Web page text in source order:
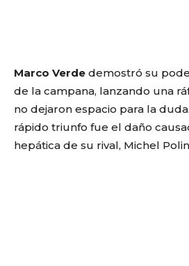
Marco Verde demostró su
de la campana, lanzando una
no dejaron espacio para la
rápido triunfo fue el daño
hepática de su rival, Michel